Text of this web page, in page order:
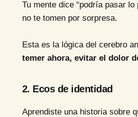
Tu mente dice “podría pasar lo
no te tomen por sorpresa.
Esta es la lógica del cerebro
temer ahora, evitar el dolor
2. Ecos de identidad
Aprendiste una historia sobre